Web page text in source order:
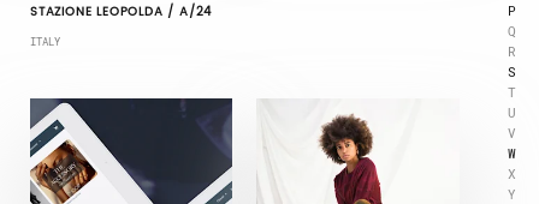
P
Q
R
S
T
U
V
W
X
Y
STAZIONE LEOPOLDA / A/24
ITALY